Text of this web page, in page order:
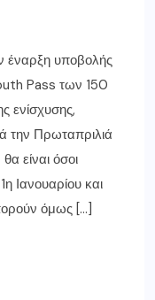
έναρξη υποβολής
Pass των 150
ενίσχυσης,
την Πρωταπριλιά
είναι όσοι
Ιανουαρίου και
όμως […]